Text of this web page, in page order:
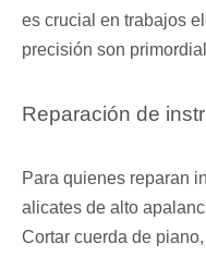
es crucial en trabajos
precisión son
Reparación de
Para quienes reparan
alicates de alto
Cortar cuerda de